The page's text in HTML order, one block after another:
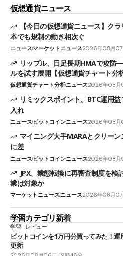
仮想通貨ニュース
【今日の仮想通貨ニュース】ク
本でも規制の動き相次ぐ
ニュースマーケットニュース2026年08月
リップル、日足長期HMAで攻防
ルを試す展開【仮想通貨チャート分
仮想通貨チャート分析ニュース2026年08月
リミックスポイント、BTC運用
入れ
ニュースビットコインニュース2026年08月
マイニング大手MARAとクリー
に差
ニュースビットコインニュース2026年08月
JPX、業態転換に再審査制度を
業は対象か
マーケットニュースニュース2026年08月07
学習カテゴリ新着
学習 レビュー
ビットコインを1万円分買ってみた！
更新